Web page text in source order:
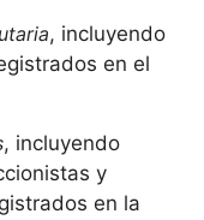
, incluyendo
en el
, incluyendo
y
en la